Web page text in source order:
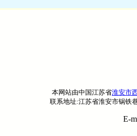
本网站由中国江苏省淮安市
联系地址:江苏省淮安市锅
E-